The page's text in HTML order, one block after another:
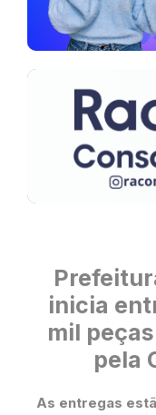
inicia
mil
pela
As entregas